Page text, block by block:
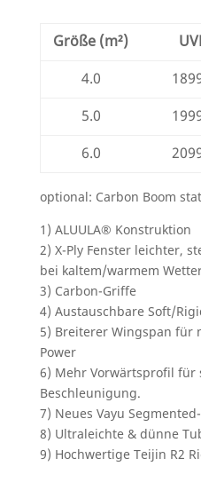
Größe (m²)
4.0
5.0
6.0
optional: Carbon Boom
1) ALUULA® Konstruktion
2) X-Ply Fenster leichter,
bei kaltem/warmem
3) Carbon-Griffe
4) Austauschbare Soft/
5) Breiterer Wingspan für
Power
6) Mehr Vorwärtsprofil für
Beschleunigung.
7) Neues Vayu
8) Ultraleichte & dünne
9) Hochwertige Teijin R2